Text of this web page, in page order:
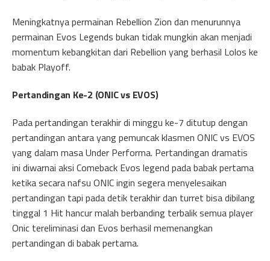
Meningkatnya permainan Rebellion Zion dan menurunnya
permainan Evos Legends bukan tidak mungkin akan menjadi
momentum kebangkitan dari Rebellion yang berhasil Lolos ke
babak Playoff.
Pertandingan Ke-2 (ONIC vs EVOS)
Pada pertandingan terakhir di minggu ke-7 ditutup dengan
pertandingan antara yang pemuncak klasmen ONIC vs EVOS
yang dalam masa Under Performa. Pertandingan dramatis
ini diwarnai aksi Comeback Evos legend pada babak pertama
ketika secara nafsu ONIC ingin segera menyelesaikan
pertandingan tapi pada detik terakhir dan turret bisa dibilang
tinggal 1 Hit hancur malah berbanding terbalik semua player
Onic tereliminasi dan Evos berhasil memenangkan
pertandingan di babak pertama.